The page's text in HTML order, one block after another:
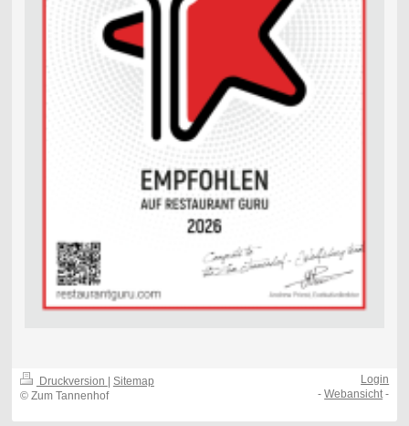
Druckversion | Sitemap
© Zum Tannenhof
Login
-Webansicht -